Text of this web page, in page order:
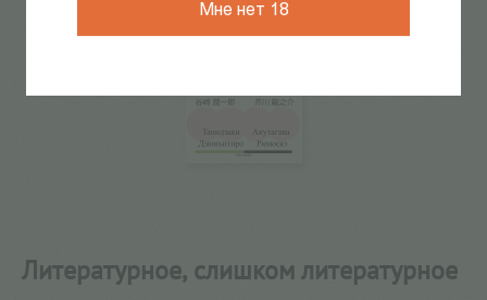
Мне нет 18
Литературное, слишком литературное